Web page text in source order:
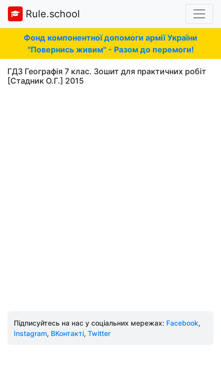
Rule.school
Фонд компонентної допомоги армії України
"Повернись живим" - Разом до перемоги!
ГДЗ Географія 7 клас. Зошит для практичних робіт
[Стадник О.Г.] 2015
Підписуйтесь на нас у соціальних мережах: Facebook,
Instagram, ВКонтакті, Twitter